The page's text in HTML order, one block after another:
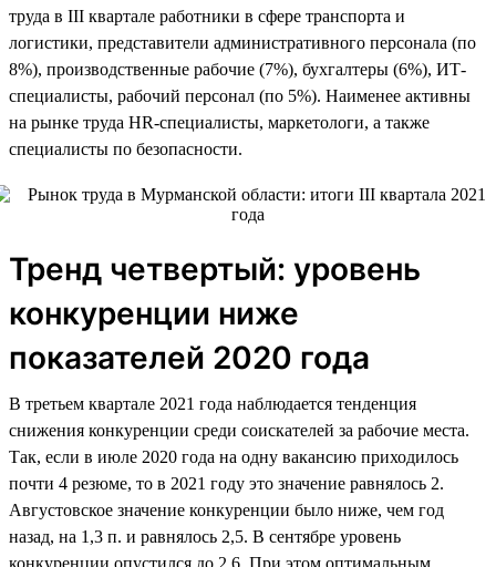
труда в III квартале работники в сфере транспорта и
логистики, представители административного персонала (по
8%), производственные рабочие (7%), бухгалтеры (6%), ИТ-
специалисты, рабочий персонал (по 5%). Наименее активны
на рынке труда HR-специалисты, маркетологи, а также
специалисты по безопасности.
Тренд четвертый: уровень
конкуренции ниже
показателей 2020 года
В третьем квартале 2021 года наблюдается тенденция
снижения конкуренции среди соискателей за рабочие места.
Так, если в июле 2020 года на одну вакансию приходилось
почти 4 резюме, то в 2021 году это значение равнялось 2.
Августовское значение конкуренции было ниже, чем год
назад, на 1,3 п. и равнялось 2,5. В сентябре уровень
конкуренции опустился до 2,6. При этом оптимальным